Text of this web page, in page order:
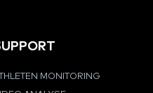
MONITORING